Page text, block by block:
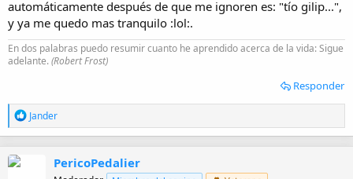
automáticamente después de que me ignoren es: "tío gilip...",
y ya me quedo mas tranquilo :lol:.
En dos palabras puedo resumir cuanto he aprendido acerca de la vida: Sigue
adelante.(Robert Frost)
Responder
R
e
a
Jander
PericoPedalier